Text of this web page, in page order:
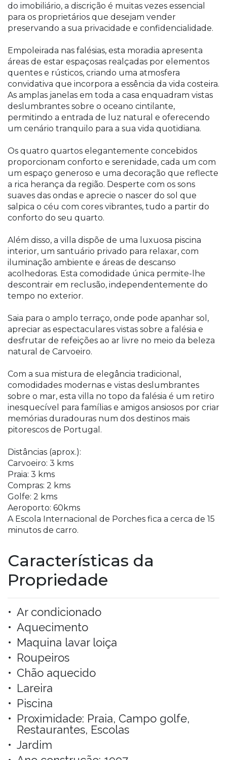
do imobiliário, a discrição é muitas vezes essencial
para os proprietários que desejam vender
preservando a sua privacidade e confidencialidade.
Empoleirada nas falésias, esta moradia apresenta
áreas de estar espaçosas realçadas por elementos
quentes e rústicos, criando uma atmosfera
convidativa que incorpora a essência da vida costeira.
As amplas janelas em toda a casa enquadram vistas
deslumbrantes sobre o oceano cintilante,
permitindo a entrada de luz natural e oferecendo
um cenário tranquilo para a sua vida quotidiana.
Os quatro quartos elegantemente concebidos
proporcionam conforto e serenidade, cada um com
um espaço generoso e uma decoração que reflecte
a rica herança da região. Desperte com os sons
suaves das ondas e aprecie o nascer do sol que
salpica o céu com cores vibrantes, tudo a partir do
conforto do seu quarto.
Além disso, a villa dispõe de uma luxuosa piscina
interior, um santuário privado para relaxar, com
iluminação ambiente e áreas de descanso
acolhedoras. Esta comodidade única permite-lhe
descontrair em reclusão, independentemente do
tempo no exterior.
Saia para o amplo terraço, onde pode apanhar sol,
apreciar as espectaculares vistas sobre a falésia e
desfrutar de refeições ao ar livre no meio da beleza
natural de Carvoeiro.
Com a sua mistura de elegância tradicional,
comodidades modernas e vistas deslumbrantes
sobre o mar, esta villa no topo da falésia é um retiro
inesquecível para famílias e amigos ansiosos por criar
memórias duradouras num dos destinos mais
pitorescos de Portugal.
Distâncias (aprox.):
Carvoeiro: 3 kms
Praia: 3 kms
Compras: 2 kms
Golfe: 2 kms
Aeroporto: 60kms
A Escola Internacional de Porches fica a cerca de 15
minutos de carro.
Características da
Propriedade
Ar condicionado
Aquecimento
Maquina lavar loiça
Roupeiros
Chão aquecido
Lareira
Piscina
Proximidade: Praia, Campo golfe,
Restaurantes, Escolas
Jardim